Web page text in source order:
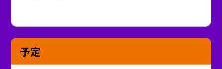
予定